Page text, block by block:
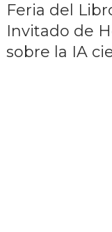
Feria del
Invitado de
sobre la IA